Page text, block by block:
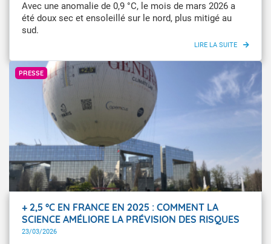
Avec une anomalie de 0,9 °C, le mois de mars 2026 a
été doux sec et ensoleillé sur le nord, plus mitigé au
sud.
PRESSE
Météo-France
+ 2,5 °C EN FRANCE EN 2025 : COMMENT LA
SCIENCE AMÉLIORE LA PRÉVISION DES RISQUES
MÉTÉO-CLIMATIQUES
23/03/2026